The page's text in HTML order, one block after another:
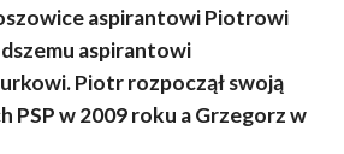
aspirantowi Piotrowi
aspirantowi
Piotr rozpoczął swoją
PSP w 2009 roku a Grzegorz w